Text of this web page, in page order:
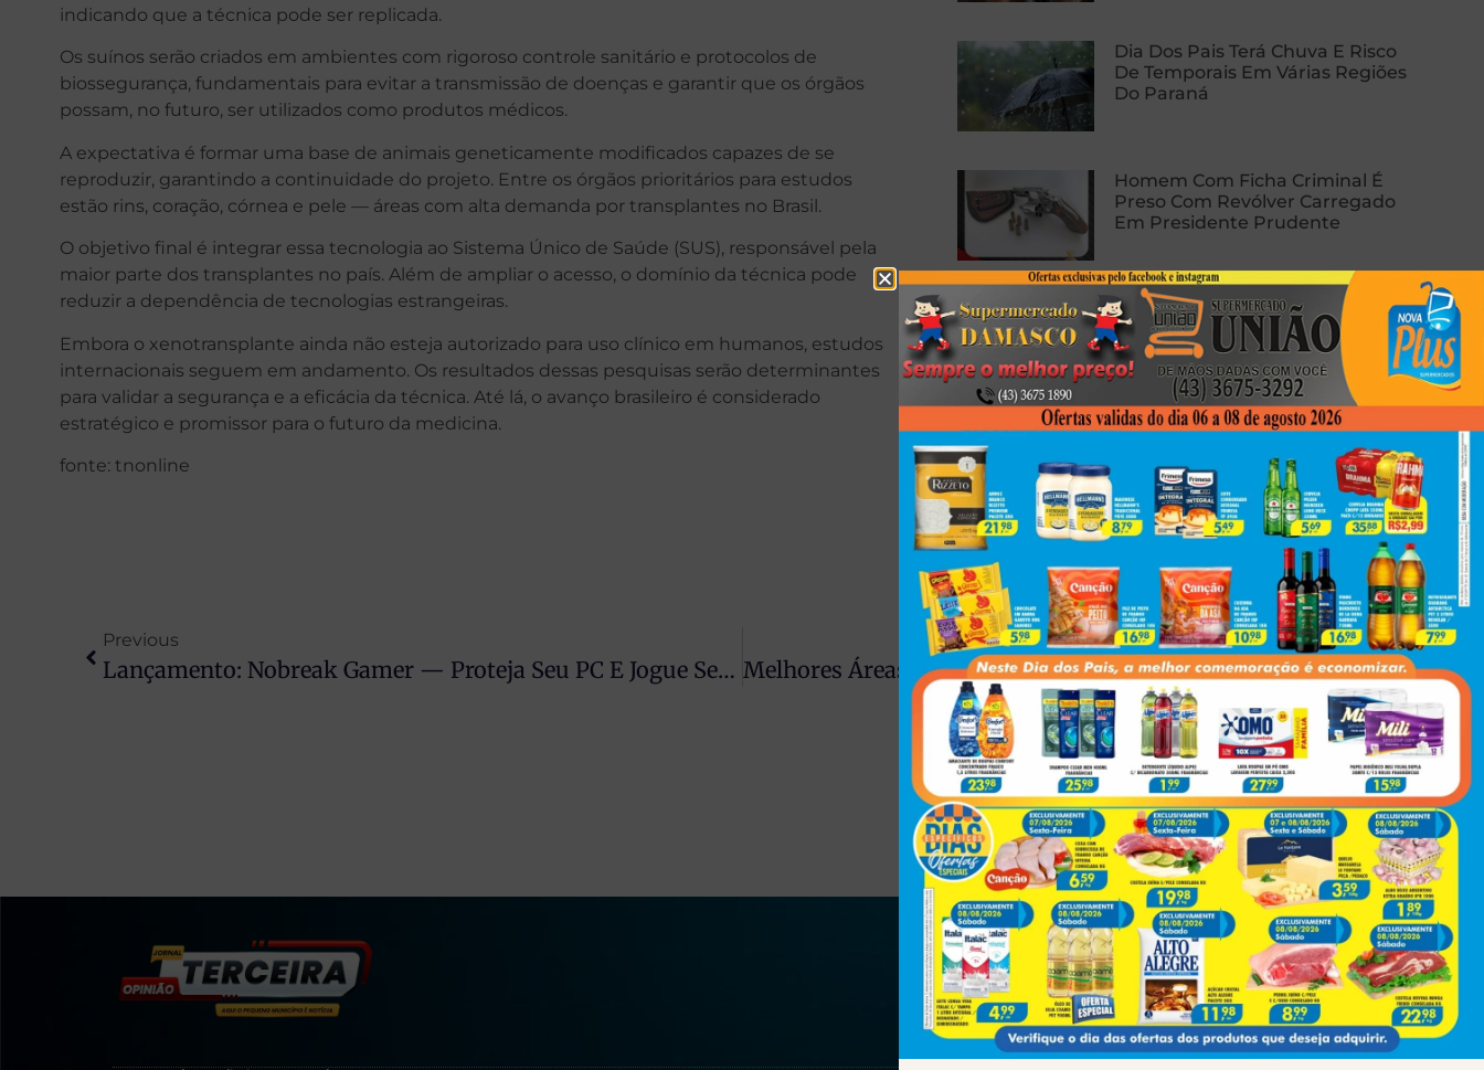
indicando que a técnica pode ser replicada.
Os suínos serão criados em ambientes com rigoroso controle sanitário e protocolos de
biossegurança, fundamentais para evitar a transmissão de doenças e garantir que os órgãos
possam, no futuro, ser utilizados como produtos médicos.
A expectativa é formar uma base de animais geneticamente modificados capazes de se
reproduzir, garantindo a continuidade do projeto. Entre os órgãos prioritários para estudos
estão rins, coração, córnea e pele — áreas com alta demanda por transplantes no Brasil.
O objetivo final é integrar essa tecnologia ao Sistema Único de Saúde (SUS), responsável pela
maior parte dos transplantes no país. Além de ampliar o acesso, o domínio da técnica pode
reduzir a dependência de tecnologias estrangeiras.
Embora o xenotransplante ainda não esteja autorizado para uso clínico em humanos, estudos
internacionais seguem em andamento. Os resultados dessas pesquisas serão determinantes
para validar a segurança e a eficácia da técnica. Até lá, o avanço brasileiro é considerado
estratégico e promissor para o futuro da medicina.
fonte: tnonline
Dia Dos Pais Terá Chuva E Risco
De Temporais Em Várias Regiões
Do Paraná
Homem Com Ficha Criminal É
Preso Com Revólver Carregado
Em Presidente Prudente
Carro E Caminhão Batem Na PR-
463, Em Colorado, E Motorista
Fica Ferido
Previous
Lançamento: Nobreak Gamer — Proteja Seu PC E Jogue Sem Interrupções
Next
Melhores Áreas Para Fazer Cursos Rápidos E Melhorar O Currículo
(43) 991545950